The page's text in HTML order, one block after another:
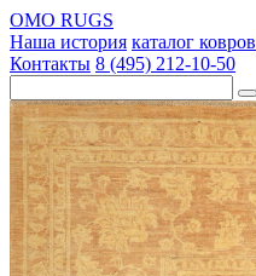
OMO RUGS
Наша история каталог ковров
Контакты 8 (495) 212-10-50